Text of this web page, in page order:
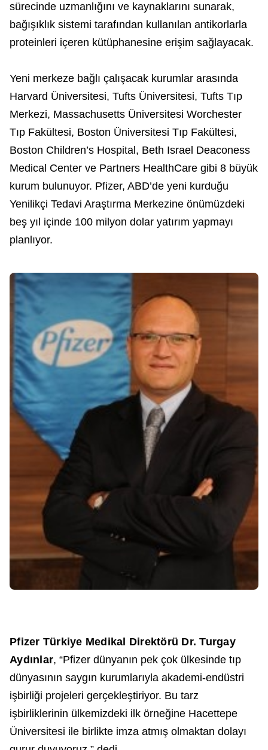
sürecinde uzmanlığını ve kaynaklarını sunarak,
bağışıklık sistemi tarafından kullanılan antikorlarla
proteinleri içeren kütüphanesine erişim sağlayacak.
Yeni merkeze bağlı çalışacak kurumlar arasında
Harvard Üniversitesi, Tufts Üniversitesi, Tufts Tıp
Merkezi, Massachusetts Üniversitesi Worchester
Tıp Fakültesi, Boston Üniversitesi Tıp Fakültesi,
Boston Children’s Hospital, Beth Israel Deaconess
Medical Center ve Partners HealthCare gibi 8 büyük
kurum bulunuyor. Pfizer, ABD’de yeni kurduğu
Yenilikçi Tedavi Araştırma Merkezine önümüzdeki
beş yıl içinde 100 milyon dolar yatırım yapmayı
planlıyor.
Pfizer Türkiye Medikal Direktörü Dr. Turgay
Aydınlar, “Pfizer dünyanın pek çok ülkesinde tıp
dünyasının saygın kurumlarıyla akademi-endüstri
işbirliği projeleri gerçekleştiriyor. Bu tarz
işbirliklerinin ülkemizdeki ilk örneğine Hacettepe
Üniversitesi ile birlikte imza atmış olmaktan dolayı